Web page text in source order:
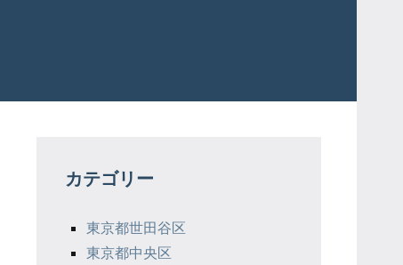
カテゴリー
東京都世田谷区
東京都中央区